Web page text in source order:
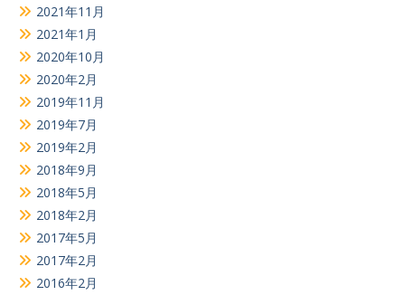
2021年11月
2021年1月
2020年10月
2020年2月
2019年11月
2019年7月
2019年2月
2018年9月
2018年5月
2018年2月
2017年5月
2017年2月
2016年2月